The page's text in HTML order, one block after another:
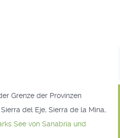
Grenze der Provinzen
del Eje, Sierra de la Mina,
See von Sanabria und